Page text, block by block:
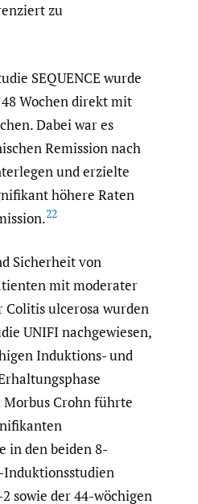
zu
SEQUENCE wurde
Wochen direkt mit
Dabei war es
Remission nach
und erzielte
höhere Raten
22
Sicherheit von
mit moderater
Colitis ulcerosa wurden
UNIFI nachgewiesen,
Induktions- und
Morbus Crohn führte
in den beiden 8-
sowie der 44-wöchigen